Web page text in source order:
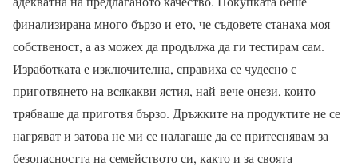
финализирана много бързо и ето, че съдовете станаха моя
собственост, а аз можех да продължа да ги тестирам сам.
Изработката е изключителна, справиха се чудесно с
приготвянето на всякакви ястия, най-вече онези, които
трябваше да приготвя бързо. Дръжките на продуктите не се
нагряват и затова не ми се налагаше да се притеснявам за
безопасността на семейството си, както и за своята